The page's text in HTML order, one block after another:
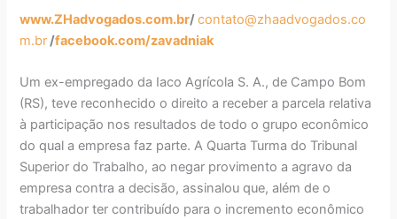
www.ZHadvogados.com.br/contato@zhaadvogados.co
m.br /facebook.com/zavadniak
Um ex-empregado da Iaco Agrícola S. A., de Campo Bom
(RS), teve reconhecido o direito a receber a parcela relativa
à participação nos resultados de todo o grupo econômico
do qual a empresa faz parte. A Quarta Turma do Tribunal
Superior do Trabalho, ao negar provimento a agravo da
empresa contra a decisão, assinalou que, além de o
trabalhador ter contribuído para o incremento econômico